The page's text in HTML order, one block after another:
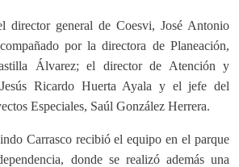
director general de Coesvi, José Antonio
por la directora de Planeación,
Álvarez; el director de Atención y
Jesús Ricardo Huerta Ayala y el jefe del
Especiales, Saúl González Herrera.
Carrasco recibió el equipo en el parque
donde se realizó además una